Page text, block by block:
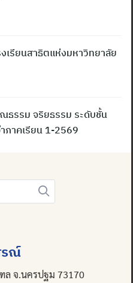
เรียนสาธิตแห่งมหาวิทยาลัย
ธรรม จริยธรรม ระดับชั้น
ภาคเรียน 1-2569
รณ์
จ.นครปฐม 73170